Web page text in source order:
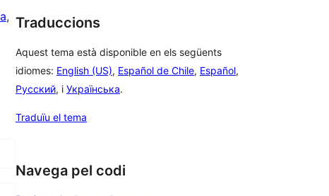
Traduccions
Aquest tema està disponible en els següents
idiomes: English (US), Español de Chile, Español,
Русский, i Українська.
Traduïu el tema
Navega pel codi